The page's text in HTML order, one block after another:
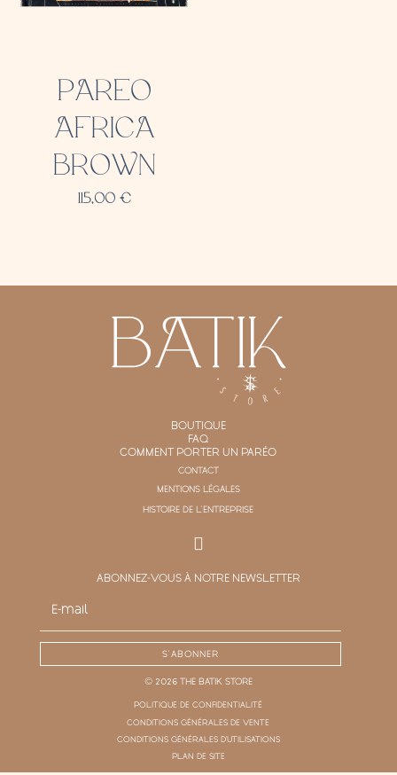
PAREO
AFRICA
BROWN
115,00 €
BOUTIQUE
FAQ
COMMENT PORTER UN PARÉO
CONTACT
MENTIONS LÉGALES
HISTOIRE DE L'ENTREPRISE
ABONNEZ-VOUS À NOTRE NEWSLETTER
S'ABONNER
© 2026 THE BATIK STORE
POLITIQUE DE CONFIDENTIALITÉ
CONDITIONS GÉNÉRALES DE VENTE
CONDITIONS GÉNÉRALES D'UTILISATIONS
PLAN DE SITE